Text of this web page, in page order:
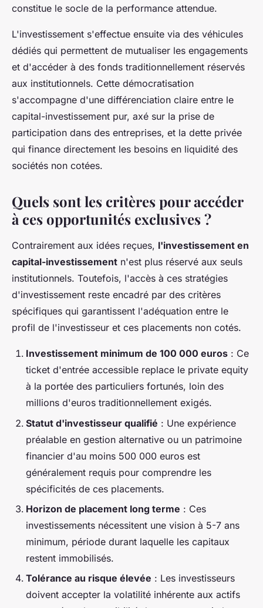
constitue le socle de la performance attendue.
L'investissement s'effectue ensuite via des véhicules
dédiés qui permettent de mutualiser les engagements
et d'accéder à des fonds traditionnellement réservés
aux institutionnels. Cette démocratisation
s'accompagne d'une différenciation claire entre le
capital-investissement pur, axé sur la prise de
participation dans des entreprises, et la dette privée
qui finance directement les besoins en liquidité des
sociétés non cotées.
Quels sont les critères pour accéder
à ces opportunités exclusives ?
Contrairement aux idées reçues, l'investissement en
capital-investissement n'est plus réservé aux seuls
institutionnels. Toutefois, l'accès à ces stratégies
d'investissement reste encadré par des critères
spécifiques qui garantissent l'adéquation entre le
profil de l'investisseur et ces placements non cotés.
Investissement minimum de 100 000 euros : Ce
ticket d'entrée accessible replace le private equity
à la portée des particuliers fortunés, loin des
millions d'euros traditionnellement exigés.
Statut d'investisseur qualifié : Une expérience
préalable en gestion alternative ou un patrimoine
financier d'au moins 500 000 euros est
généralement requis pour comprendre les
spécificités de ces placements.
Horizon de placement long terme : Ces
investissements nécessitent une vision à 5-7 ans
minimum, période durant laquelle les capitaux
restent immobilisés.
Tolérance au risque élevée : Les investisseurs
doivent accepter la volatilité inhérente aux actifs